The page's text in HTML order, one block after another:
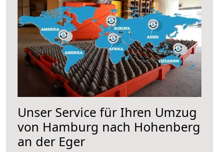
Unser Service für Ihren Umzug
von Hamburg nach Hohenberg
an der Eger